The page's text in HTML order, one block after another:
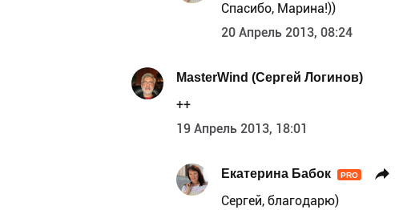
Спасибо, Марина!))
20 Апрель 2013, 08:24
MasterWind (Сергей Логинов)
++
19 Апрель 2013, 18:01
Екатерина Бабок PRO
Сергей, благодарю)